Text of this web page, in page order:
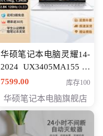
华硕笔记本电脑灵耀14-
2024 UX3405MA155冰
川银 oled 智慧轻薄本 会
7599.00 库存100
华硕笔记本电脑旗舰店